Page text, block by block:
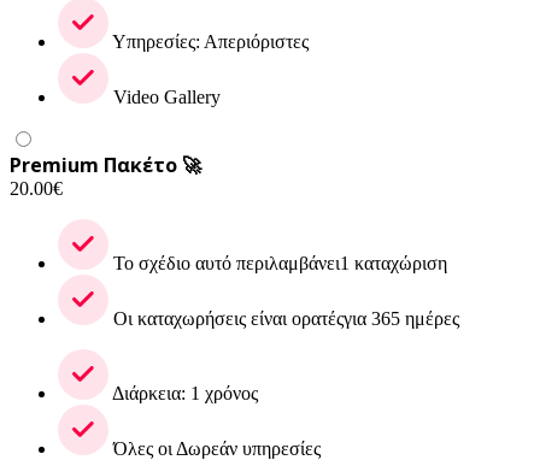
Υπηρεσίες: Απεριόριστες
Video Gallery
Premium Πακέτο 🚀
20.00€
Το σχέδιο αυτό περιλαμβάνει1 καταχώριση
Οι καταχωρήσεις είναι ορατέςγια 365 ημέρες
Διάρκεια: 1 χρόνος
Όλες οι Δωρεάν υπηρεσίες